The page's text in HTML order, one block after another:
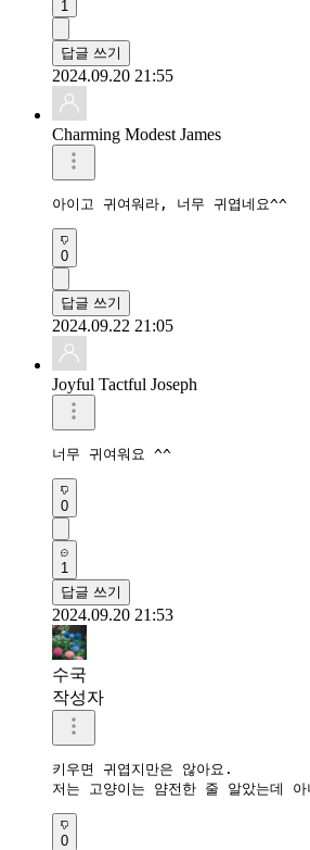
1
답글 쓰기
2024.09.20 21:55
Charming Modest James
아이고 귀여워라, 너무 귀엽네요^^
0
답글 쓰기
2024.09.22 21:05
Joyful Tactful Joseph
너무 귀여워요 ^^
0
1
답글 쓰기
2024.09.20 21:53
수국
작성자
키우면 귀엽지만은 않아요.
0